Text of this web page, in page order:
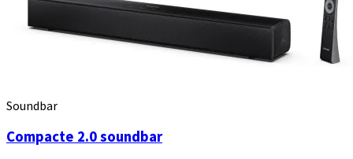
Soundbar
Compacte 2.0 soundbar